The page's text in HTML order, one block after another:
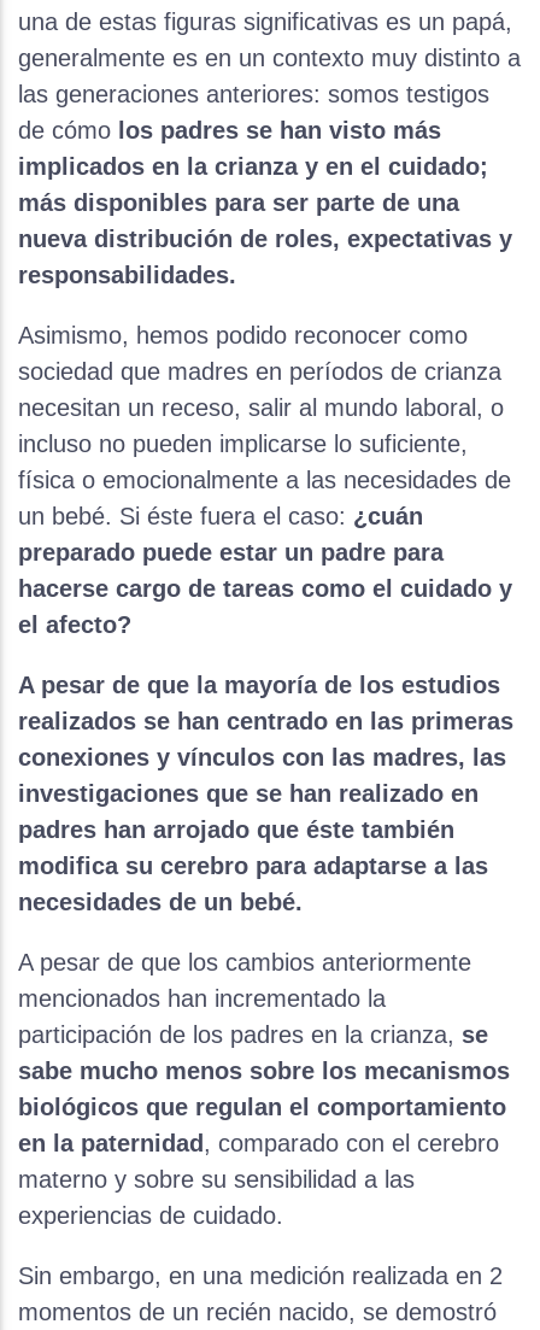
una de estas figuras significativas es un papá,
generalmente es en un contexto muy distinto a
las generaciones anteriores: somos testigos
de cómo los padres se han visto más
implicados en la crianza y en el cuidado;
más disponibles para ser parte de una
nueva distribución de roles, expectativas y
responsabilidades.
Asimismo, hemos podido reconocer como
sociedad que madres en períodos de crianza
necesitan un receso, salir al mundo laboral, o
incluso no pueden implicarse lo suficiente,
física o emocionalmente a las necesidades de
un bebé. Si éste fuera el caso: ¿cuán
preparado puede estar un padre para
hacerse cargo de tareas como el cuidado y
el afecto?
A pesar de que la mayoría de los estudios
realizados se han centrado en las primeras
conexiones y vínculos con las madres, las
investigaciones que se han realizado en
padres han arrojado que éste también
modifica su cerebro para adaptarse a las
necesidades de un bebé.
A pesar de que los cambios anteriormente
mencionados han incrementado la
participación de los padres en la crianza, se
sabe mucho menos sobre los mecanismos
biológicos que regulan el comportamiento
en la paternidad , comparado con el cerebro
materno y sobre su sensibilidad a las
experiencias de cuidado.
Sin embargo, en una medición realizada en 2
momentos de un recién nacido, se demostró